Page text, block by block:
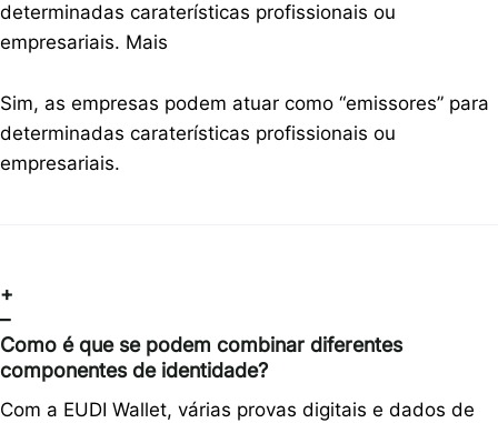
determinadas caraterísticas profissionais ou
empresariais. Mais
Sim, as empresas podem atuar como “emissores” para
determinadas caraterísticas profissionais ou
empresariais.
+
–
Como é que se podem combinar diferentes
componentes de identidade?
Com a EUDI Wallet, várias provas digitais e dados de